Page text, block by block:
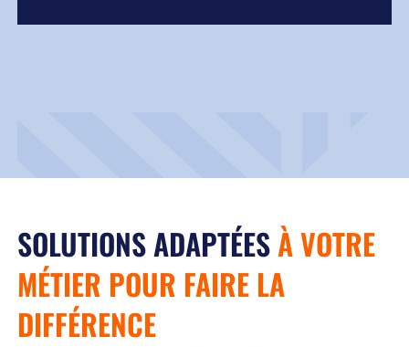
SOLUTIONS ADAPTÉESÀ VOTRE
MÉTIER POUR FAIRE LA
DIFFÉRENCE